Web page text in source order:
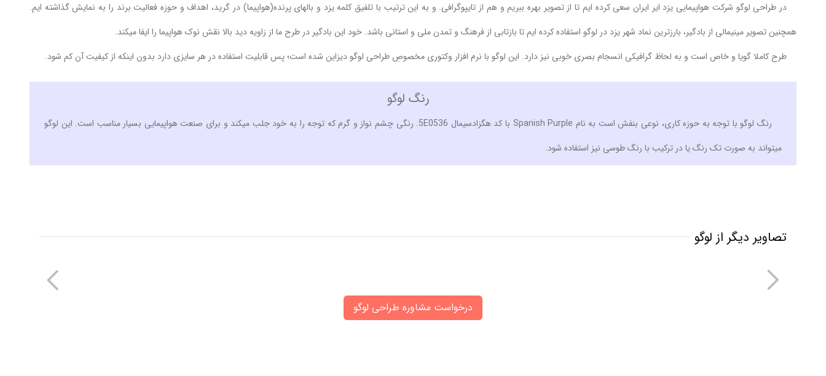
در طراحی لوگو شرکت هواپیمایی یزد ایر ایران سعی کرده ایم تا از تصویر بهره ببریم و هم از تایپوگرافی. و به این ترتیب با تلفیق کلمه یزد و بالهای پرنده(هواپیما) در گرید، اهداف و حوزه فعالیت برند را به نمایش گذاشته ایم.
همچنین تصویر مینیمالی از بادگیر، بارزترین نماد شهر یزد در لوگو استفاده کرده ایم تا بازتابی از فرهنگ و تمدن ملی و استانی باشد. خود این بادگیر در طرح ما از زاویه دید بالا نقش نوک هواپیما را ایفا میکند.
طرح کاملا گویا و خاص است و به لحاظ گرافیکی انسجام بصری خوبی نیز دارد. این لوگو با نرم افزار وکتوری مخصوصِ طراحی لوگو دیزاین شده است؛ پس قابلیت استفاده در هر سایزی دارد بدون اینکه از کیفیت آن کم شود.
رنگ لوگو
رنگ لوگو با توجه به حوزه کاری، نوعی بنفش است به نام Spanish Purple با کد هگزادسیمال 5E0536. رنگی چشم نواز و گرم که توجه را به خود جلب میکند و برای صنعت هواپیمایی بسیار مناسب است. این لوگو
میتواند به صورت تک رنگ یا در ترکیب با رنگ طوسی نیز استفاده شود.
تصاویر دیگر از لوگو
درخواست مشاوره طراحی لوگو